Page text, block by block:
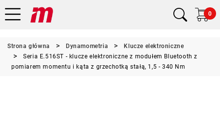
0
Strona główna Dynamometria
Klucze elektroniczne
Seria E.516ST - klucze elektroniczne z modułem Bluetooth z
pomiarem momentu i kąta z grzechotką stałą, 1,5 - 340 Nm